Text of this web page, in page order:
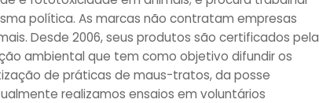
política. As marcas não contratam empresas
Desde 2006, seus produtos são certificados pela
ambiental que tem como objetivo difundir os
de práticas de maus-tratos, da posse
realizamos ensaios em voluntários